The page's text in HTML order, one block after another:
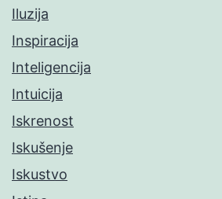
Iluzija
Inspiracija
Inteligencija
Intuicija
Iskrenost
Iskušenje
Iskustvo